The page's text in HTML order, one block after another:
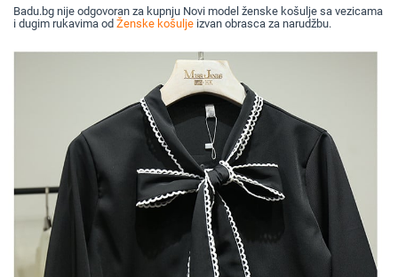
Badu.bg nije odgovoran za kupnju Novi model ženske košulje sa vezicama
i dugim rukavima od Ženske košulje izvan obrasca za narudžbu.